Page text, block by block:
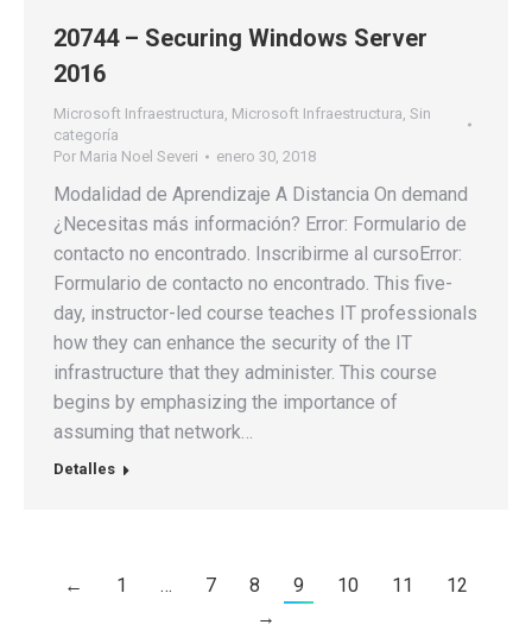
20744 – Securing Windows Server
2016
Microsoft Infraestructura, Microsoft Infraestructura, Sin
categoría
Por Maria Noel Severi enero 30, 2018
Modalidad de Aprendizaje A Distancia On demand
¿Necesitas más información? Error: Formulario de
contacto no encontrado. Inscribirme al cursoError:
Formulario de contacto no encontrado. This five-
day, instructor-led course teaches IT professionals
how they can enhance the security of the IT
infrastructure that they administer. This course
begins by emphasizing the importance of
assuming that network…
Detalles
← 1 … 7 8 9 10 11
12
→